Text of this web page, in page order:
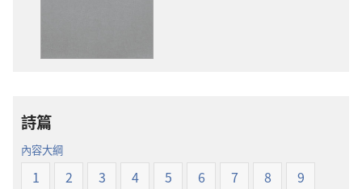
新
譯
詩篇
內容大綱
1 2 3 4 5 6 7 8
9